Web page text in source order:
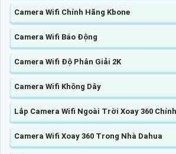
Camera Wifi Chính Hãng Kbone
Camera Wifi Báo Động
Camera Wifi Độ Phân Giải 2K
Camera Wifi Không Dây
Lắp Camera Wifi Ngoài Trời Xoay 360
Camera Wifi Xoay 360 Trong Nhà Dahua